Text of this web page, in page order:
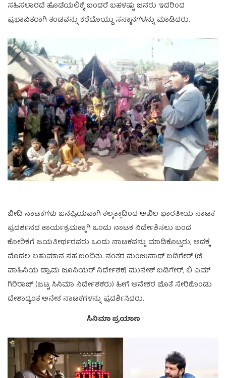
ಸಹಿಸಲಾರದೆ ಹೊಡೆಯಲಿಕ್ಕೆ ಬಂದರೆ ಬಹಳಷ್ಟು ಜನರು ಇದರಿಂದ
ಪ್ರಭಾವಿತರಾಗಿ ತಂಡವನ್ನು ಕರೆದೊಯ್ದು ಸನ್ಮಾನಗಳನ್ನು ಮಾಡಿದರು.
ಬೀದಿ ನಾಟಕಗಳು ಜನಪ್ರಿಯವಾಗಿ ಕಲ್ಕತ್ತಾದಿಂದ ಅಖಿಲ ಭಾರತೀಯ ನಾಟಕ
ಪ್ರದರ್ಶನದ ಕಾರ್ಯಕ್ರಮಕ್ಕಾಗಿ ಒಂದು ನಾಟಕ ನಿರ್ದೇಶಿಸಲು ಬಂದ
ಕೋರಿಕೆಗೆ ಜಯತೀರ್ಥರವರು ಒಂದು ನಾಟಕವನ್ನು ಮಾಡಿಕೊಟ್ಟರು, ಅದಕ್ಕೆ
ಮೊದಲ ಬಹುಮಾನ ಸಹ ಬಂದಿತು. ನಂತರ ಮಂಜುನಾಥ್ ಬಡಿಗೇರ್ (ಜಿ
ವಾಹಿನಿಯ ಡ್ರಾಮ ಜೂನಿಯರ್ ನಿರ್ದೇಶಕ) ಮುನೇಶ್ ಬಡಿಗೇರ್, ಬಿ ಎಮ್
ಗಿರಿರಾಜ್ (ಜಟ್ಟ ಸಿನಿಮಾ ನಿರ್ದೇಶಕರು) ಹೀಗೆ ಅನೇಕರ ಜೊತೆ ಸೇರಿಕೊಂಡು
ದೇಶಾದ್ಯಂತ ಅನೇಕ ನಾಟಕಗಳನ್ನು ಪ್ರದರ್ಶಿಸಿದರು.
ಸಿನಿಮಾ ಪ್ರಯಾಣ